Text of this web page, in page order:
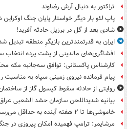
تراکتور به دنبال آرش رضاوند
پاپ لئو بار دیگر خواستار پایان جنگ
شادی بعد از گل در برزیل حادثه آفرید!
ایران به قدرتمندترین بازیگرِ منطقه تبدیل
افشاگری‌های مالدینی از پشت پرده انتخاب
کارشناس پاکستانی: توافق سه‌جانبه مکه
پیام فرمانده نیروی زمینی سپاه به مناسبت
روایتی از حادثه سقوط کپسول گاز از
بیانیه شدیداللحن سازمان حشد الشعبی
خاموشی‌ها تا ۲ هفته آینده به حداقل می‌رسد
مرشایمر: ترامپ فهمیده امکان پیروزی در